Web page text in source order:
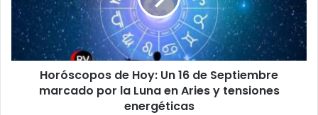
de
Septiembre
marcado
por
Horóscopos de Hoy: Un 16 de Septiembre
marcado por la Luna en Aries y tensiones
energéticas